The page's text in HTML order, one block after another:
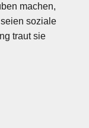
machen,
soziale
traut sie